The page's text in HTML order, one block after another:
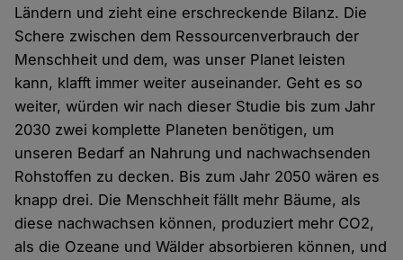
Ländern und zieht eine erschreckende Bilanz. Die
Schere zwischen dem Ressourcenverbrauch der
Menschheit und dem, was unser Planet leisten
kann, klafft immer weiter auseinander. Geht es so
weiter, würden wir nach dieser Studie bis zum Jahr
2030 zwei komplette Planeten benötigen, um
unseren Bedarf an Nahrung und nachwachsenden
Rohstoffen zu decken. Bis zum Jahr 2050 wären es
knapp drei. Die Menschheit fällt mehr Bäume, als
diese nachwachsen können, produziert mehr CO2,
als die Ozeane und Wälder absorbieren können, und